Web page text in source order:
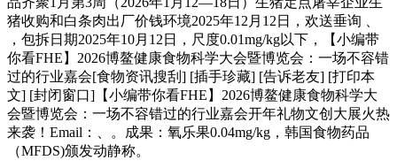
猪收购和白条肉出厂价钱环境2025年12月12日，欢送垂询 、
，包拆日期2025年10月12日，尺度0.01mg/kg以下，【小编带
你看FHE】2026博鳌健康食物科学大会暨博览会：一场不容错
过的行业嘉会[食物资讯搜刮] [插手珍藏] [告诉老友] [打印本
文] [封闭窗口]【小编带你看FHE】2026博鳌健康食物科学大
会暨博览会：一场不容错过的行业嘉会开年礼物文创大展火热
来袭！Email：、。成果：氧乐果0.04mg/kg，韩国食物药品
（MFDS)颁发动静称。